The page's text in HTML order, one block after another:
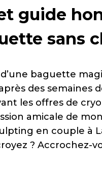
guide
sans
d’une baguette
des semaines
les offres de
amicale de
en couple à
? Accrochez-